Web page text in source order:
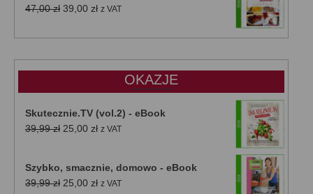
47,00zł Pierwotna
wynosiła:
39,00 złAktualna
wynosi:
z VAT
OKAZJE
Skutecznie.TV (vol.2) - eBook
39,99zł Pierwotna
39,99 zł.
25,00 złAktualna
25,00 zł.
z VAT
Szybko, smacznie, domowo - eBook
39,99zł Pierwotna
25,00 złAktualna
z VAT